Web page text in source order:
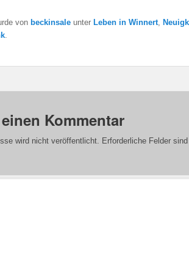
von beckinsale unter Leben in Winnert
Kommentar
wird nicht veröffentlicht. Erforderliche Felder